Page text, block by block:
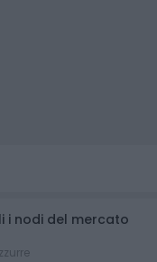
i nodi del mercato